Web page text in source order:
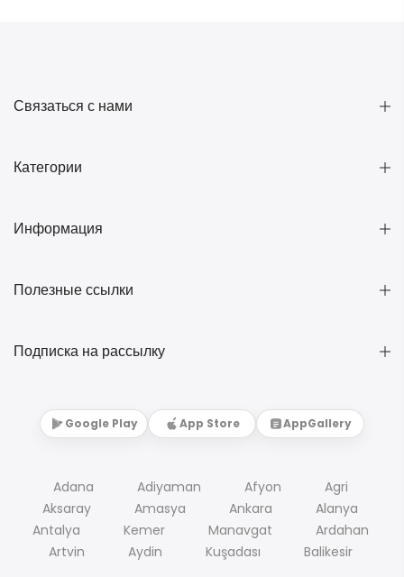
Связаться с нами
Категории
Информация
Полезные ссылки
Подписка на рассылку
Google Play App Store AppGallery
Adana Adiyaman Afyon
Agri
Aksaray
Amasya Ankara
Alanya
Antalya
Kemer Manavgat
Ardahan
Artvin
Aydin Kuşadası Balikesir